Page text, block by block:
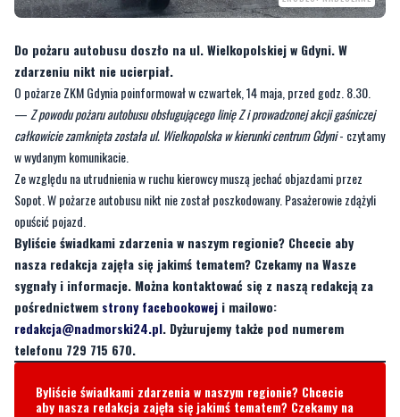
Do pożaru autobusu doszło na ul. Wielkopolskiej w Gdyni. W
zdarzeniu nikt nie ucierpiał.
O pożarze ZKM Gdynia poinformował w czwartek, 14 maja, przed godz. 8.30.
— Z powodu pożaru autobusu obsługującego linię Z i prowadzonej akcji gaśniczej
całkowicie zamknięta została ul. Wielkopolska w kierunki centrum Gdyni- czytamy
w wydanym komunikacie.
Ze względu na utrudnienia w ruchu kierowcy muszą jechać objazdami przez
Sopot. W pożarze autobusu nikt nie został poszkodowany. Pasażerowie zdążyli
opuścić pojazd.
Byliście świadkami zdarzenia w naszym regionie? Chcecie aby
nasza redakcja zajęła się jakimś tematem? Czekamy na Wasze
sygnały i informacje. Można kontaktować się z naszą redakcją za
pośrednictwem strony facebookowej i mailowo:
redakcja@nadmorski24.pl. Dyżurujemy także pod numerem
telefonu 729 715 670.
Byliście świadkami zdarzenia w naszym regionie? Chcecie
aby nasza redakcja zajęła się jakimś tematem? Czekamy na